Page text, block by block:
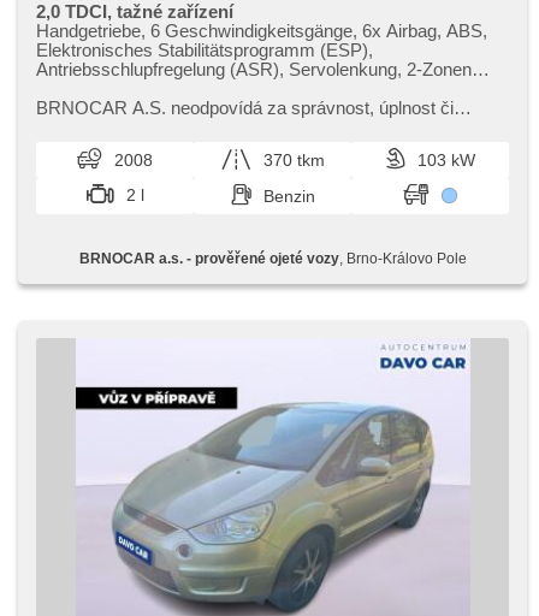
2,0 TDCI, tažné zařízení
Handgetriebe, 6 Geschwindigkeitsgänge, 6x Airbag, ABS,
Elektronisches Stabilitätsprogramm (ESP),
Antriebsschlupfregelung (ASR), Servolenkung, 2-Zonen
Alufelgen, Bordcomputer, Parkassistent, Lenkrad einstellbar,
Seitenscheiben, El. Spiegel, Wegfahrsperre,
Zentralverriegelung mit Funkfernbedienung,
Zentralverriegelung, isofix, beheizte Sitze, Positionssitze,
Nebelscheinwerfer, AUX, Autoradio, CD-Spieler,
Längssitzvorschub, Ausziehbare Kopflehnen,
Anhängevorrichtung
BRNOCAR A.S. neodpovídá za správnost,​ úplnost či
aktuálnost nabídky vozidel. N...
2008 370 tkm
103 kW
2 l
Benzin
BRNOCAR a.s. - prověřené ojeté vozy, Brno-Královo Pole